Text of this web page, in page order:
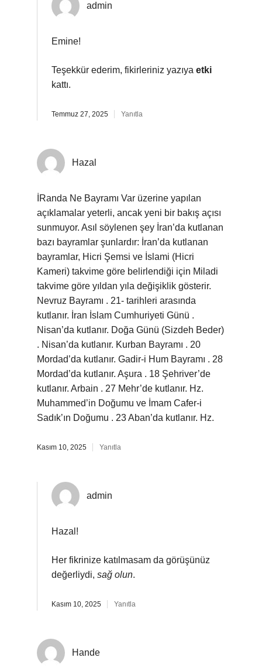
admin
Emine!
Teşekkür ederim, fikirleriniz yazıya etki
kattı.
Temmuz 27, 2025 Yanıtla
Hazal
İRanda Ne Bayramı Var üzerine yapılan
açıklamalar yeterli, ancak yeni bir bakış açısı
sunmuyor. Asıl söylenen şey İran’da kutlanan
bazı bayramlar şunlardır: İran’da kutlanan
bayramlar, Hicri Şemsi ve İslami (Hicri
Kameri) takvime göre belirlendiği için Miladi
takvime göre yıldan yıla değişiklik gösterir.
Nevruz Bayramı . 21- tarihleri arasında
kutlanır. İran İslam Cumhuriyeti Günü .
Nisan’da kutlanır. Doğa Günü (Sizdeh Beder)
. Nisan’da kutlanır. Kurban Bayramı . 20
Mordad’da kutlanır. Gadir-i Hum Bayramı . 28
Mordad’da kutlanır. Aşura . 18 Şehriver’de
kutlanır. Arbain . 27 Mehr’de kutlanır. Hz.
Muhammed’in Doğumu ve İmam Cafer-i
Sadık’ın Doğumu . 23 Aban’da kutlanır. Hz.
Kasım 10, 2025 Yanıtla
admin
Hazal!
Her fikrinize katılmasam da görüşünüz
değerliydi, sağ olun.
Kasım 10, 2025 Yanıtla
Hande